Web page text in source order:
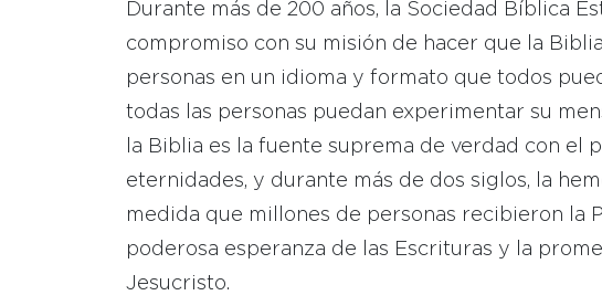
Durante más de 200 años, la Sociedad Bíblica
compromiso con su misión de hacer que la
personas en un idioma y formato que todos
todas las personas puedan experimentar su
la Biblia es la fuente suprema de verdad con el
eternidades, y durante más de dos siglos, la
medida que millones de personas recibieron la
poderosa esperanza de las Escrituras y la
Jesucristo.